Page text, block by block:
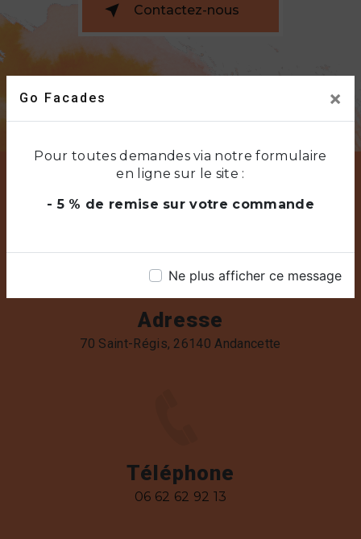
Go Facades ×
Pour toutes demandes via notre formulaire
en ligne sur le site :
- 5 % de remise sur votre commande
Ne plus afficher ce message
Contactez-nous
Adresse
70 Saint-Régis, 26140 Andancette
Téléphone
06 62 62 92 13